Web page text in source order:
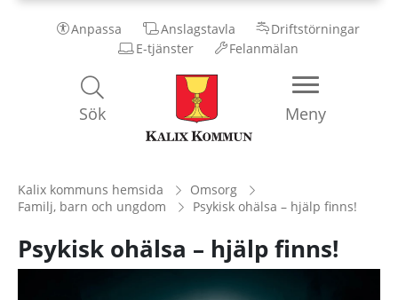
Anpassa Anslagstavla
Driftstörningar
E-tjänster
Felanmälan
Kalix
Kommun
Meny
Sök
Kalix kommuns hemsida
Omsorg
Familj, barn och ungdom
Psykisk ohälsa – hjälp finns!
Psykisk ohälsa – hjälp finns!